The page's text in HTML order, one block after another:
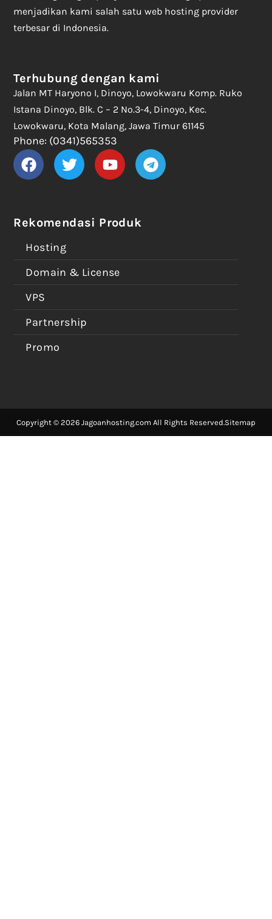
menjadikan kami salah satu web hosting provider
terbesar di Indonesia.
Rekomendasi Produk
Hosting
Domain & License
VPS
Partnership
Promo
Terhubung dengan kami
Jalan MT Haryono I, Dinoyo, Lowokwaru Komp. Ruko
Istana Dinoyo, Blk. C – 2 No.3-4, Dinoyo, Kec.
Lowokwaru, Kota Malang, Jawa Timur 61145
Phone: (0341)565353
Copyright © 2026 Jagoanhosting.com All Rights Reserved.Sitemap